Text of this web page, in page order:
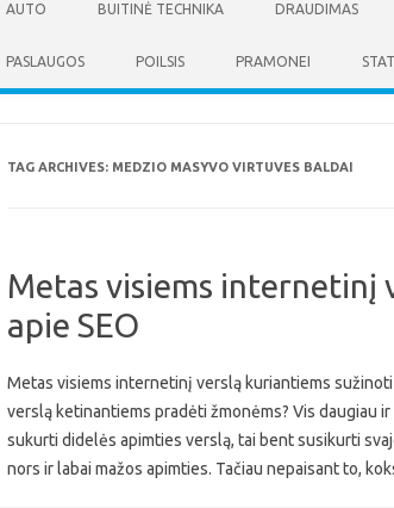
AUTO BUITINĖ TECHNIKA DRAUDIMAS
PASLAUGOS POILSIS PRAMONEI
TAG ARCHIVES: MEDZIO MASYVO VIRTUVES BALDAI
Metas visiems internetinį
apie SEO
Metas visiems internetinį verslą kuriantiems sužinoti
verslą ketinantiems pradėti žmonėms? Vis daugiau
sukurti didelės apimties verslą, tai bent susikurti
nors ir labai mažos apimties. Tačiau nepaisant to,